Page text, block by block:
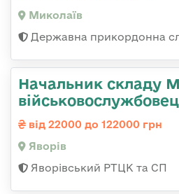
Миколаїв
Державна прикордонна
Начальник складу
від 22000 до 122000 грн
Яворів
Яворівський РТЦК та СП